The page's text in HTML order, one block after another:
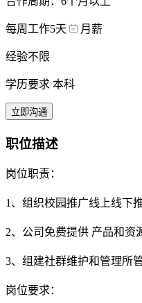
每周工作5天 月薪
经验不限
学历要求 本科
立即沟通
职位描述
岗位职责：
1、组织校园推广线上线下
2、公司免费提供 产品和资
3、组建社群维护和管理所
岗位要求：